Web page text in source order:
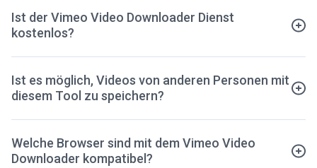
Ist der Vimeo Video Downloader Dienst
kostenlos?
Ist es möglich, Videos von anderen Personen mit
diesem Tool zu speichern?
Welche Browser sind mit dem Vimeo Video
Downloader kompatibel?